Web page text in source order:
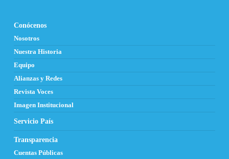
Conócenos
Nosotros
Nuestra Historia
Equipo
Alianzas y Redes
Revista Voces
Imagen Institucional
Servicio País
Transparencia
Cuentas Públicas